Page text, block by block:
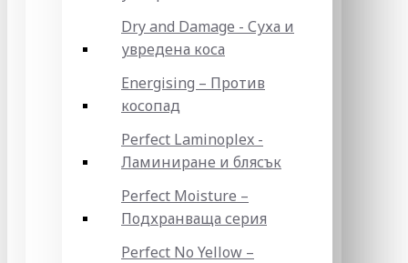
Dry and Damage - Суха и
увредена коса
Energising – Против
косопад
Perfect Laminoplex -
Ламиниране и блясък
Perfect Moisture –
Подхранваща серия
Perfect No Yellow –